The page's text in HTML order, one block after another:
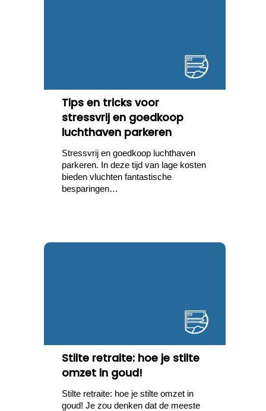
Tips en tricks voor
stressvrij en goedkoop
luchthaven parkeren
Stressvrij en goedkoop luchthaven
parkeren. In deze tijd van lage kosten
bieden vluchten fantastische
besparingen…
Stilte retraite: hoe je stilte
omzet in goud!
Stilte retraite: hoe je stilte omzet in
goud! Je zou denken dat de meeste